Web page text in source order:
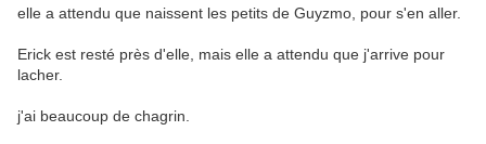
elle a attendu que naissent les petits de Guyzmo, pour s'en aller.
Erick est resté près d'elle, mais elle a attendu que j'arrive pour
lacher.
j'ai beaucoup de chagrin.